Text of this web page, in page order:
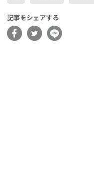
記事をシェアする